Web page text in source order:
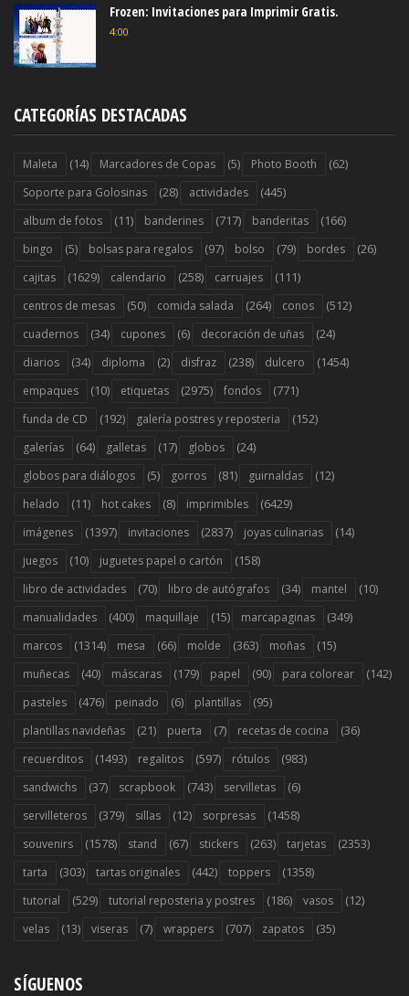
Frozen: Invitaciones para Imprimir Gratis.
4:00
CATEGORÍAS DESTACADAS
Maleta (14) Marcadores de Copas (5) Photo Booth (62)
Soporte para Golosinas (28) actividades (445)
album de fotos (11) banderines (717) banderitas (166)
bingo (5) bolsas para regalos (97) bolso (79) bordes (26)
cajitas (1629) calendario (258) carruajes (111)
centros de mesas (50) comida salada (264) conos (512)
cuadernos (34) cupones (6) decoración de uñas (24)
diarios (34) diploma (2) disfraz (238) dulcero (1454)
empaques (10) etiquetas (2975) fondos (771)
funda de CD (192) galería postres y reposteria (152)
galerías (64) galletas (17) globos (24)
globos para diálogos (5) gorros (81) guirnaldas (12)
helado (11) hot cakes (8) imprimibles (6429)
imágenes (1397) invitaciones (2837) joyas culinarias (14)
juegos (10) juguetes papel o cartón (158)
libro de actividades (70) libro de autógrafos (34) mantel (10)
manualidades (400) maquillaje (15) marcapaginas (349)
marcos (1314) mesa (66) molde (363) moñas (15)
muñecas (40) máscaras (179) papel (90) para colorear (142)
pasteles (476) peinado (6) plantillas (95)
plantillas navideñas (21) puerta (7) recetas de cocina (36)
recuerditos (1493) regalitos (597) rótulos (983)
sandwichs (37) scrapbook (743) servilletas (6)
servilleteros (379) sillas (12) sorpresas (1458)
souvenirs (1578) stand (67) stickers (263) tarjetas (2353)
tarta (303) tartas originales (442) toppers (1358)
tutorial (529) tutorial reposteria y postres (186) vasos (12)
velas (13) viseras (7) wrappers (707) zapatos (35)
SÍGUENOS